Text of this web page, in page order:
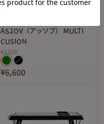
AS2OV（アッソブ） MULTI
CUSION
AS2OV
¥6,600